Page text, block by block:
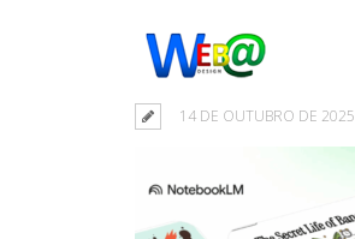
14 DE OUTUBRO DE 2025